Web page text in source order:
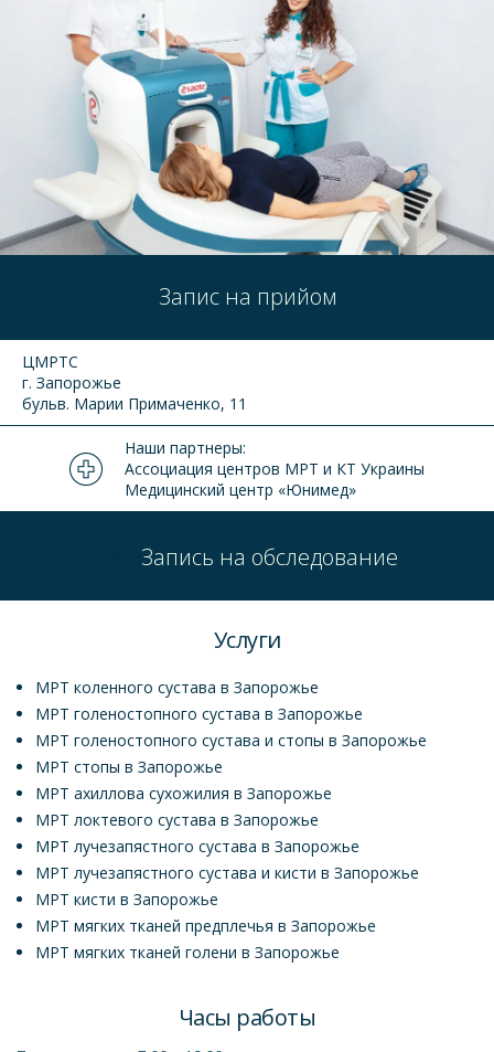
Запис на прийом
ЦМРТС
г. Запорожье
бульв. Марии Примаченко, 11
Наши партнеры:
Ассоциация центров МРТ и КТ Украины
Медицинский центр «Юнимед»
Запись на обследование
Услуги
МРТ коленного сустава в Запорожье
МРТ голеностопного сустава в Запорожье
МРТ голеностопного сустава и стопы в Запорожье
МРТ стопы в Запорожье
МРТ ахиллова сухожилия в Запорожье
МРТ локтевого сустава в Запорожье
МРТ лучезапястного сустава в Запорожье
МРТ лучезапястного сустава и кисти в Запорожье
МРТ кисти в Запорожье
МРТ мягких тканей предплечья в Запорожье
МРТ мягких тканей голени в Запорожье
Часы работы